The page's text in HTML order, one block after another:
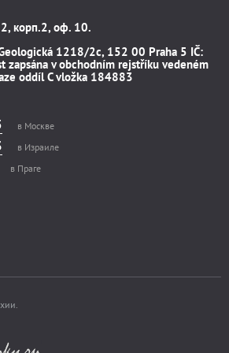
корп.2, оф. 10.
1218/2c, 152 00 Praha 5 IČ:
zapsána v obchodním rejstříku vedeném
oddíl C vložka 184883
в Москве
в Израиле
в Праге